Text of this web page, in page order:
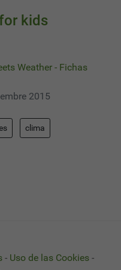
kids
Weather - Fichas
2015
clima
04 - Fichas en Inglés el
- Uso de las Cookies -